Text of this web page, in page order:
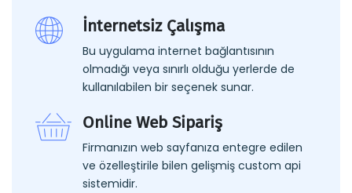
İnternetsiz Çalışma
Bu uygulama internet bağlantısının
olmadığı veya sınırlı olduğu yerlerde de
kullanılabilen bir seçenek sunar.
Online Web Sipariş
Firmanızın web sayfanıza entegre edilen
ve özelleştirile bilen gelişmiş custom api
sistemidir.